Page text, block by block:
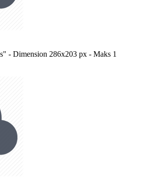
- Dimension 286x203 px - Maks 1